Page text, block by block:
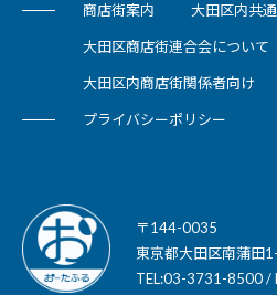
商店街案内 大田区内共
大田区商店街連合会について
大田区内商店街関係者向け
プライバシーポリシー
〒144-0035
東京都大田区南蒲田
TEL:03-3731-8500 /